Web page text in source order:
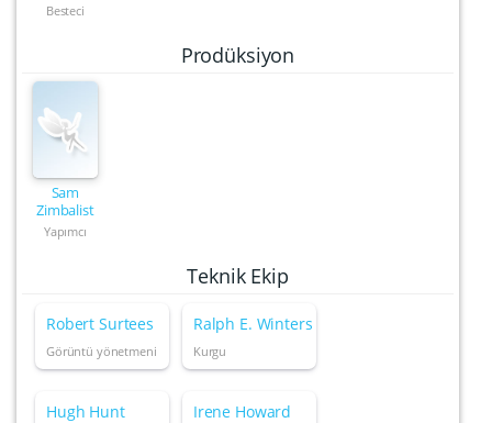
Besteci
Prodüksiyon
Sam
Zimbalist
Yapımcı
Teknik Ekip
Robert Surtees
Görüntü yönetmeni
Ralph E. Winters
Kurgu
Hugh Hunt Irene Howard